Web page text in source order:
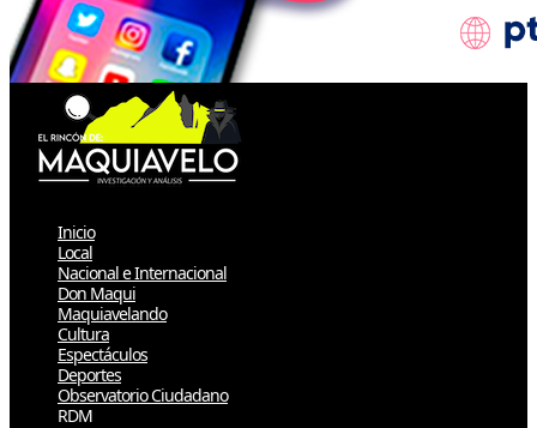
Inicio
Local
Nacional e Internacional
Don Maqui
Maquiavelando
Cultura
Espectáculos
Deportes
Observatorio Ciudadano
RDM